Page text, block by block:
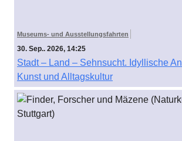
Museums- und Ausstellungsfahrten
30. Sep.. 2026, 14:25
Stadt – Land – Sehnsucht. Idyllische
Kunst und Alltagskultur